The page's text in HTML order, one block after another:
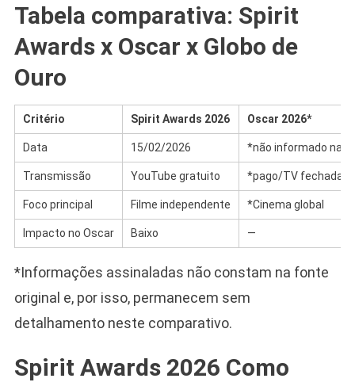
Tabela comparativa: Spirit
Awards x Oscar x Globo de
Ouro
Critério Spirit Awards 2026 Oscar 2026*
Data 15/02/2026 *não informado na
Transmissão YouTube gratuito *pago/TV fechada
Foco principal Filme independente *Cinema global
Impacto no Oscar Baixo —
*Informações assinaladas não constam na fonte
original e, por isso, permanecem sem
detalhamento neste comparativo.
Spirit Awards 2026 Como